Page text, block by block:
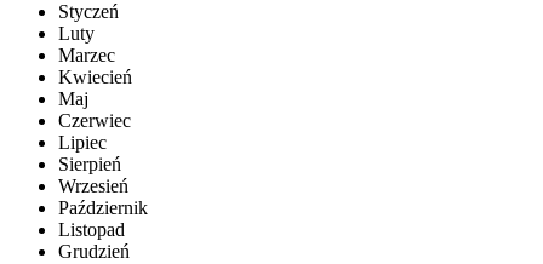
Styczeń
Luty
Marzec
Kwiecień
Maj
Czerwiec
Lipiec
Sierpień
Wrzesień
Październik
Listopad
Grudzień